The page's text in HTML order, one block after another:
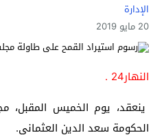
الإدارة
20 مايو 2019
النهار24 .
ينعقد، يوم الخميس المقبل،
الحكومة سعد الدين العثماني.